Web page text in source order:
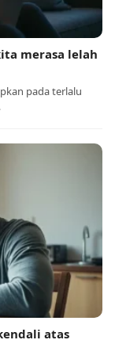
merasa lelah
pada terlalu
atas